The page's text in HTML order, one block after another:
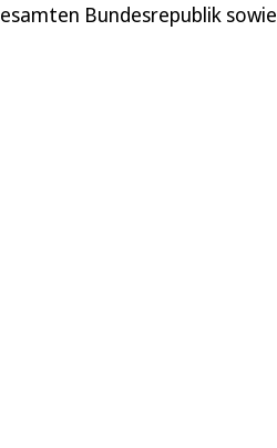
Bundesrepublik sowie